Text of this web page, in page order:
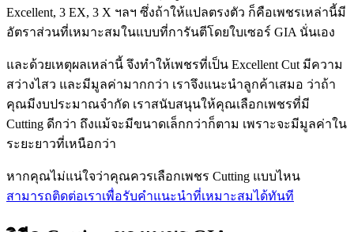
Excellent, 3 EX, 3 X ฯลฯ ซึ่งถ้าให้แปลตรงตัว ก็คือเพชรเหล่านี้มี
อัตราส่วนที่เหมาะสมในแบบที่การันตีโดยใบเซอร์ GIA นั่นเอง
และด้วยเหตุผลเหล่านี้ จึงทำให้เพชรที่เป็น Excellent Cut มีความ
สว่างไสว และมีมูลค่ามากกว่า เราจึงแนะนำลูกค้าเสมอ ว่าถ้า
คุณมีงบประมาณจำกัด เราสนับสนุนให้คุณเลือกเพชรที่มี
Cutting ดีกว่า ถึงแม้จะมีขนาดเล็กกว่าก็ตาม เพราะจะมีมูลค่าใน
ระยะยาวที่เหนือกว่า
หากคุณไม่แน่ใจว่าคุณควรเลือกเพชร Cutting แบบไหน
สามารถติดต่อเราเพื่อรับคำแนะนำที่เหมาะสมได้ทันที